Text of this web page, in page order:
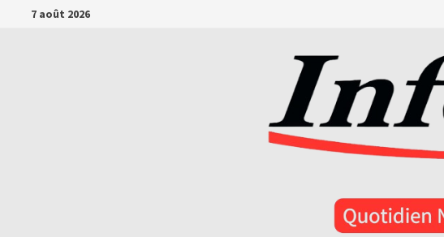
Passer7 août 2026